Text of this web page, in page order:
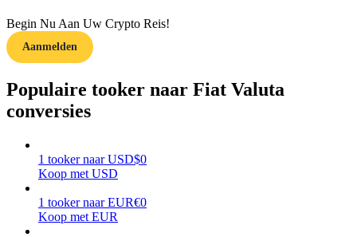
Verdienen
Begin Nu Aan Uw Crypto Reis!
Aanmelden
Populaire tooker naar Fiat Valuta
conversies
1 tooker naar USD$0
Koop met USD
1 tooker naar EUR€0
Koop met EUR